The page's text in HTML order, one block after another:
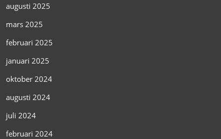
augusti 2025
mars 2025
februari 2025
januari 2025
oktober 2024
augusti 2024
juli 2024
februari 2024